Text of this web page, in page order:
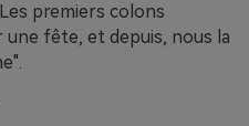
premiers colons
fête, et depuis, nous la